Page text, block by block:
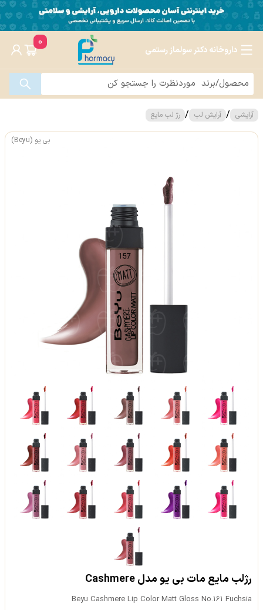
داروخانه دکتر سولماز رستمی
0
آرایشی / آرایش لب / رژ لب مایع
بی یو (Beyu)
رژلب مایع مات بی یو مدل Cashmere
Beyu Cashmere Lip Color Matt Gloss No.161 Fuchsia